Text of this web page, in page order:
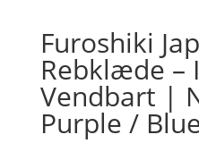
Furoshiki
Rebklæde –
Vendbart |
Purple /